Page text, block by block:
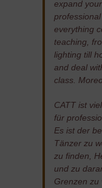
expand
everything
teaching,
lighting till
and deal
class.
CATT ist
für
Es ist der
Tänzer zu
zu finden,
und zu
Grenzen zu